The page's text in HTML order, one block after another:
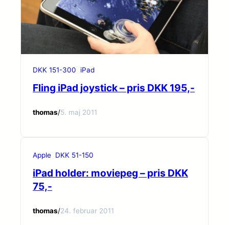
DKK 151-300 iPad
Fling iPad joystick – pris DKK 195,-
thomas/5. maj 2011
Apple DKK 51-150
iPad holder: moviepeg – pris DKK
75,-
thomas/24. februar 2011